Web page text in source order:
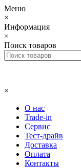
Меню
×
Информация
×
Поиск товаров
×
О нас
Trade-in
Сервис
Тест-драйв
Доставка
Оплата
Контакты